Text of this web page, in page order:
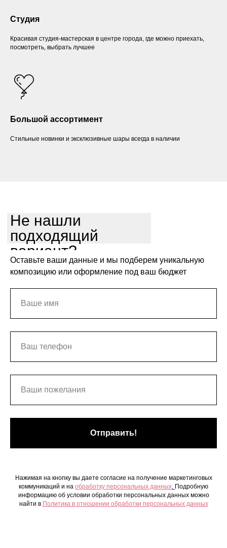
Студия
Красивая студия-мастерская в центре города, где можно приехать,
посмотреть, выбрать лучшее
Большой ассортимент
Стильные новинки и эксклюзивные шары всегда в наличии
Не нашли
подходящий
вариант?
Оставьте ваши данные и мы подберем уникальную
композицию или оформление под ваш бюджет
Отправить!
Нажимая на кнопку вы даете согласие на получение маркетинговых
коммуникаций и на обработку персональных данных Подробную
информацию об условии обработки персональных данных можно
найти в Политика в отношении обработки персональных данных